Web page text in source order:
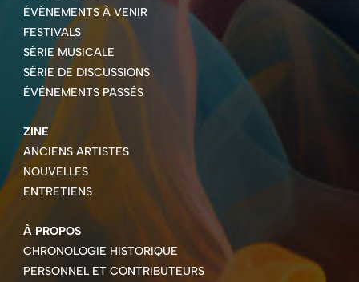
ÉVÉNEMENTS À VENIR
FESTIVALS
SÉRIE MUSICALE
SÉRIE DE DISCUSSIONS
ÉVÉNEMENTS PASSÉS
ZINE
ANCIENS ARTISTES
NOUVELLES
ENTRETIENS
À PROPOS
CHRONOLOGIE HISTORIQUE
PERSONNEL ET CONTRIBUTEURS